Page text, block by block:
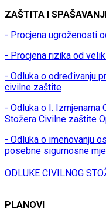
ZAŠTITA I
- Procjena ugroženosti
- Procjena rizika od
- Odluka o određivanju
civilne zaštite
- Odluka o I. Izmjenama
Stožera Civilne zaštite
- Odluka o imenovanju
posebne sigurnosne
ODLUKE CIVILNOG
PLANOVI